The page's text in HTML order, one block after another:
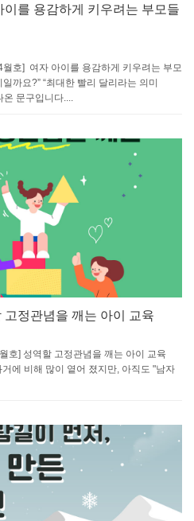
를 용감하게 키우려는 부모들
호] 여자 아이를 용감하게 키우려는 부모
까요?” “최대한 빨리 달리라는 의미
온 문구입니다....
정관념을 깨는 아이 교육
호] 성역할 고정관념을 깨는 아이 교육
에 비해 많이 옅어 졌지만, 아직도 "남자